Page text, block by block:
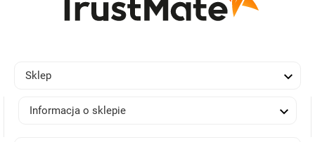
Sklep 
Informacja o sklepie 